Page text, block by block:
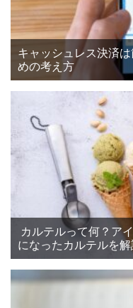
キャッシュレス決済
めの考え方
カルテルって何？ア
になったカルテルを